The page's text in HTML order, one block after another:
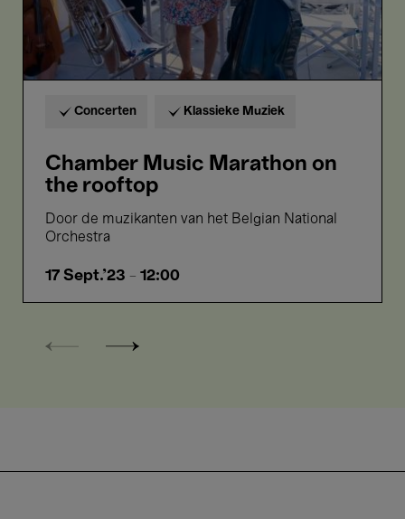
Concerten Klassieke Muziek
Chamber Music Marathon on
the rooftop
Door de muzikanten van het Belgian National
Orchestra
17 Sept.'23 - 12:00